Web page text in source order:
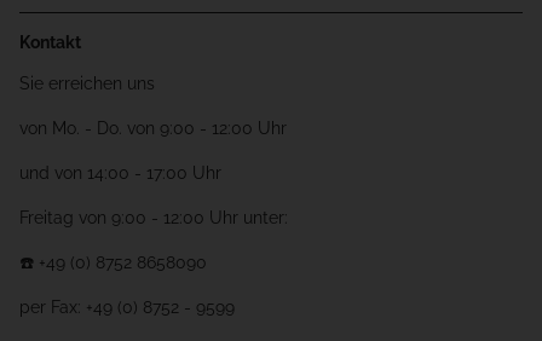
Kontakt
Sie erreichen uns
von Mo. - Do. von 9:00 - 12:00 Uhr
und von 14:00 - 17:00 Uhr
Freitag von 9:00 - 12:00 Uhr unter:
☎️ +49 (0) 8752 8658090
per Fax: +49 (0) 8752 - 9599